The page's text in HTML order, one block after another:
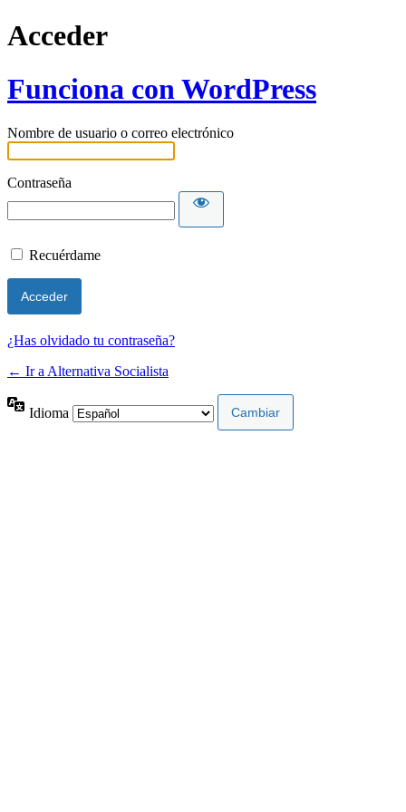
Acceder
Funciona con WordPress
Nombre de usuario o correo electrónico
Contraseña
Recuérdame
¿Has olvidado tu contraseña?
← Ir a Alternativa Socialista
Idioma